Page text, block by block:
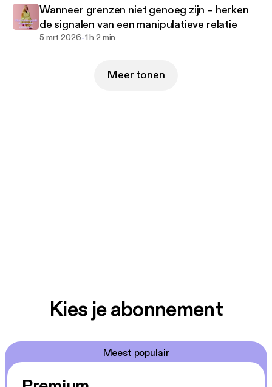
Wanneer grenzen niet genoeg zijn – herken
de signalen van een manipulatieve relatie
5 mrt 2026-1 h 2 min
Meer tonen
Kies je abonnement
Meest populair